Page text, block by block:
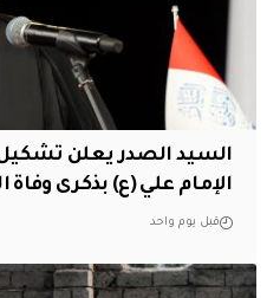
السيد الصدر يعلن تشكيل
الإمام علي (ع) بذكرى
قبل يوم واحد